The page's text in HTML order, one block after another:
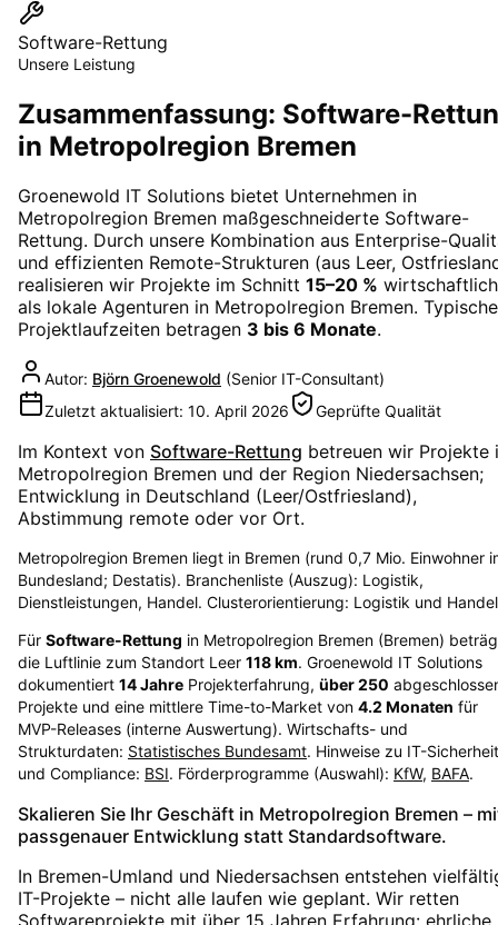
Software-Rettung
Unsere Leistung
Zusammenfassung: Software-
in Metropolregion Bremen
Groenewold IT Solutions bietet Unternehmen in
Metropolregion Bremen maßgeschneiderte Software-
Rettung. Durch unsere Kombination aus Enterprise-
und effizienten Remote-Strukturen (aus Leer,
realisieren wir Projekte im Schnitt 15–20 %
als lokale Agenturen in Metropolregion Bremen. Typische
Projektlaufzeiten betragen 3 bis 6 Monate.
Autor: Björn Groenewold (Senior IT-Consultant)
Zuletzt aktualisiert: 10. April 2026 Geprüfte Qualität
Im Kontext von Software-Rettung betreuen wir Projekte
Metropolregion Bremen und der Region Niedersachsen;
Entwicklung in Deutschland (Leer/Ostfriesland),
Abstimmung remote oder vor Ort.
Metropolregion Bremen liegt in Bremen (rund 0,7 Mio. Einwohner
Bundesland; Destatis). Branchenliste (Auszug): Logistik,
Dienstleistungen, Handel. Clusterorientierung: Logistik und
Für Software-Rettung in Metropolregion Bremen (Bremen)
die Luftlinie zum Standort Leer 118km. Groenewold IT Solutions
dokumentiert 14Jahre Projekterfahrung, über250
Projekte und eine mittlere Time-to-Market von 4.2 Monaten für
MVP-Releases (interne Auswertung). Wirtschafts- und
Strukturdaten: Statistisches Bundesamt. Hinweise zu IT-Sicherheit
und Compliance: BSI. Förderprogramme (Auswahl): KfW, BAFA.
Skalieren Sie Ihr Geschäft in Metropolregion Bremen –
passgenauer Entwicklung statt Standardsoftware.
In Bremen-Umland und Niedersachsen entstehen
IT-Projekte – nicht alle laufen wie geplant. Wir retten
Softwareprojekte mit über 15 Jahren Erfahrung: ehrliche